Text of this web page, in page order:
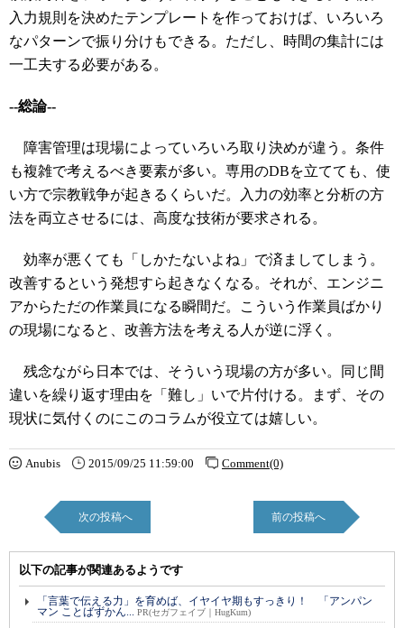
入力規則を決めたテンプレートを作っておけば、いろいろ
なパターンで振り分けもできる。ただし、時間の集計には
一工夫する必要がある。
--総論--
障害管理は現場によっていろいろ取り決めが違う。条件
も複雑で考えるべき要素が多い。専用のDBを立てても、使
い方で宗教戦争が起きるくらいだ。入力の効率と分析の方
法を両立させるには、高度な技術が要求される。
効率が悪くても「しかたないよね」で済ましてしまう。
改善するという発想すら起きなくなる。それが、エンジニ
アからただの作業員になる瞬間だ。こういう作業員ばかり
の現場になると、改善方法を考える人が逆に浮く。
残念ながら日本では、そういう現場の方が多い。同じ間
違いを繰り返す理由を「難し」いで片付ける。まず、その
現状に気付くのにこのコラムが役立ては嬉しい。
Anubis 2015/09/25 11:59:00 Comment(0)
次の投稿へ 前の投稿へ
以下の記事が関連あるようです
「言葉で伝える力」を育めば、イヤイヤ期もすっきり！ 「アンパン
マン ことばずかん... PR(セガフェイブ｜HugKum)